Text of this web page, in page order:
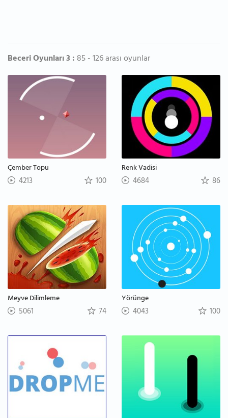
Beceri Oyunları 3 : 85 - 126 arası oyunlar
Çember Topu
4213 100
Renk Vadisi
4684 86
Meyve Dilimleme
5061 74
Yörünge
4043 100